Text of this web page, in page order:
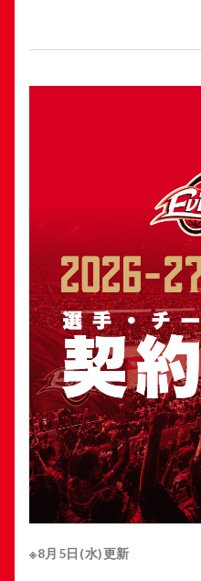
※8月5日(水)更新